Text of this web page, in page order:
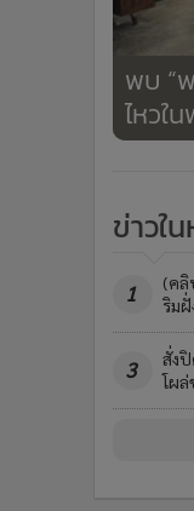
พบ “
ไหวใ
ข่าวใ
1
(คลิ
ริม
3
สั่ง
โผ